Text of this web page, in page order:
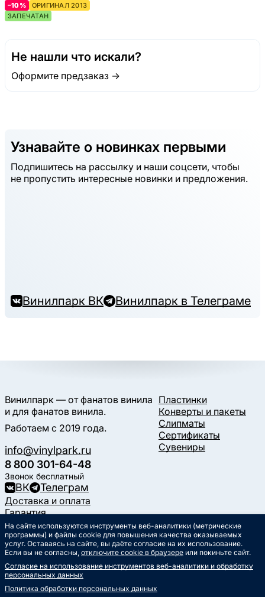
–10%
ОРИГИНАЛ 2013
ЗАПЕЧАТАН
Не нашли что искали?
Оформите предзаказ →
Узнавайте о новинках первыми
Подпишитесь на рассылку и наши соцсети, чтобы
не пропустить интересные новинки и предложения.
Винилпарк ВК Винилпарк в Телеграме
Винилпарк — от фанатов винила
и для фанатов винила.
Работаем с 2019 года.
info@vinylpark.ru
8 800 301-64-48
Звонок бесплатный
ВК Телеграм
Пластинки
Конверты и пакеты
Слипматы
Сертификаты
Сувениры
Доставка и оплата
Гарантия
Контакты
Статьи
Музыкальный календарь
Документы
Публичная оферта
Политика обработки
На сайте используются инструменты веб-аналитики (метрические
программы) и файлы cookie для повышения качества оказываемых
услуг. Оставаясь на сайте, вы даёте согласие на их использование.
Если вы не согласны, отключите cookie в браузере или покиньте сайт.
Согласие на использование инструментов веб-аналитики и обработку
персональных данных
Политика обработки персональных данных